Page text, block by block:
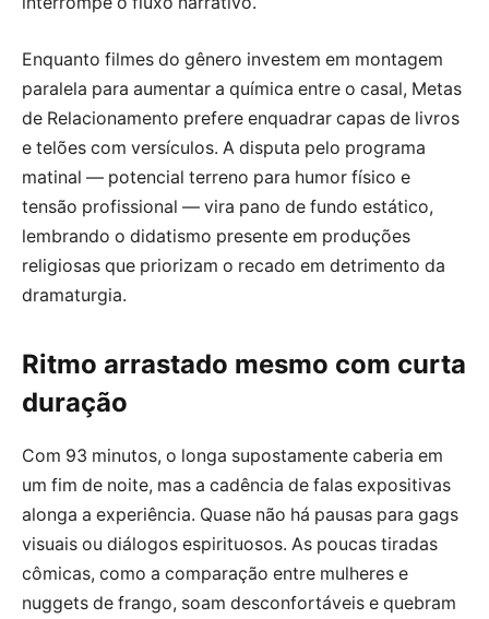
Enquanto filmes do gênero investem em montagem
paralela para aumentar a química entre o casal, Metas
de Relacionamento prefere enquadrar capas de livros
e telões com versículos. A disputa pelo programa
matinal — potencial terreno para humor físico e
tensão profissional — vira pano de fundo estático,
lembrando o didatismo presente em produções
religiosas que priorizam o recado em detrimento da
dramaturgia.
Ritmo arrastado mesmo com curta
duração
Com 93 minutos, o longa supostamente caberia em
um fim de noite, mas a cadência de falas expositivas
alonga a experiência. Quase não há pausas para gags
visuais ou diálogos espirituosos. As poucas tiradas
cômicas, como a comparação entre mulheres e
nuggets de frango, soam desconfortáveis e quebram